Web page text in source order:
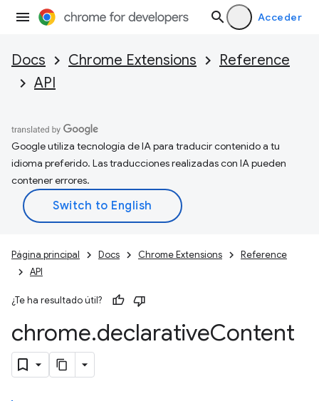
Acceder
Docs Chrome Extensions
Reference
API
Google utiliza tecnología de IA para traducir contenido a tu
idioma preferido. Las traducciones realizadas con IA pueden
contener errores.
Página principal Docs Chrome Extensions
Reference
API
¿Te ha resultado útil?
chrome.declarativeContent